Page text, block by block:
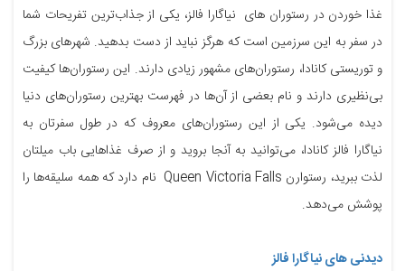
غذا خوردن در رستوران‌ های نیاگارا فالز، یکی از جذاب‌ترین تفریحات شما
در سفر به این سرزمین است که هرگز نباید از دست بدهید. شهرهای بزرگ
و توریستی کانادا، رستوران‌های مشهور زیادی دارند. این رستوران‌ها کیفیت
بی‌نظیری دارند و نام بعضی از آن‌ها در فهرست بهترین رستوران‌های دنیا
دیده می‌شود. یکی از این رستوران‌های معروف که در طول سفرتان به
نیاگارا فالز کانادا، می‌توانید به آنجا بروید و از صرف غذاهایی باب میلتان
لذت ببرید، رستوارن Queen Victoria Falls نام دارد که همه سلیقه‌ها را
پوشش می‌دهد.
دیدنی های نیاگارا فالز